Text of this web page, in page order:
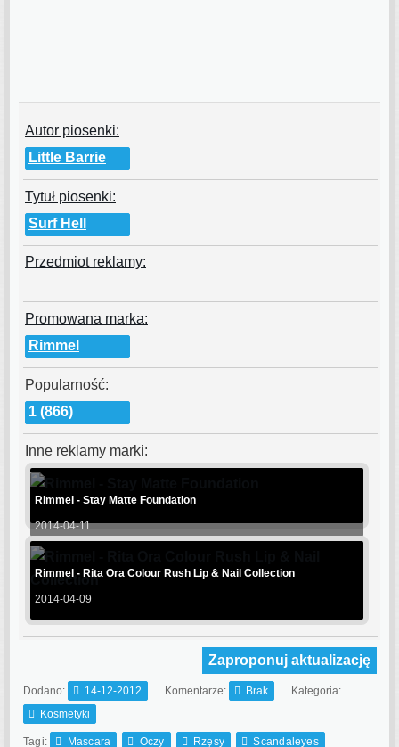
Autor piosenki:
Little Barrie
Tytuł piosenki:
Surf Hell
Przedmiot reklamy:
Promowana marka:
Rimmel
Popularność:
1 (866)
Inne reklamy marki:
Rimmel - Stay Matte Foundation
2014-04-11
Rimmel - Rita Ora Colour Rush Lip & Nail Collection
2014-04-09
Zaproponuj aktualizację
Dodano: 14-12-2012 Komentarze: Brak
Kategoria:
Kosmetyki
Tagi: Mascara Oczy Rzęsy Scandaleyes